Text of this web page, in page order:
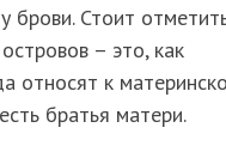
брови. Стоит
– это, как
относят к
братья матери.